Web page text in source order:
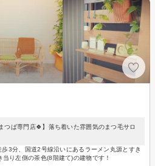
つぱ専門店🍀】落ち着いた雰囲気のまつ毛サロ
3分、国道2号線沿いにあるラーメン丸源とすき
り左側の茶色(8階建て)の建物です！